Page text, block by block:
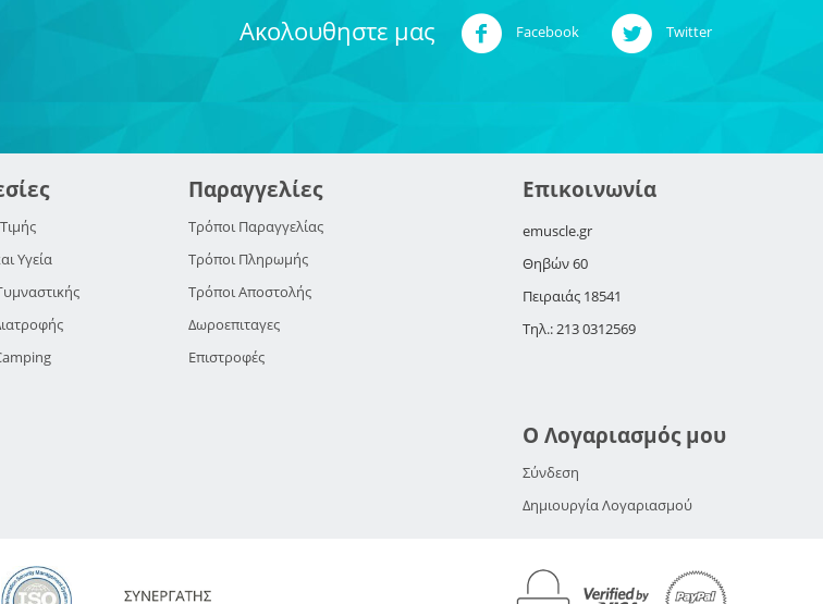
Ακολουθηστε μας Facebook Twitter
Υγεία
Παραγγελίες
Τρόποι Παραγγελίας
Τρόποι Πληρωμής
Τρόποι Αποστολής
Δωροεπιταγες
Επιστροφές
Επικοινωνία
emuscle.gr
Θηβών 60
Πειραιάς 18541
Τηλ.: 213 0312569
Ο Λογαριασμός μου
Σύνδεση
Δημιουργία Λογαριασμού